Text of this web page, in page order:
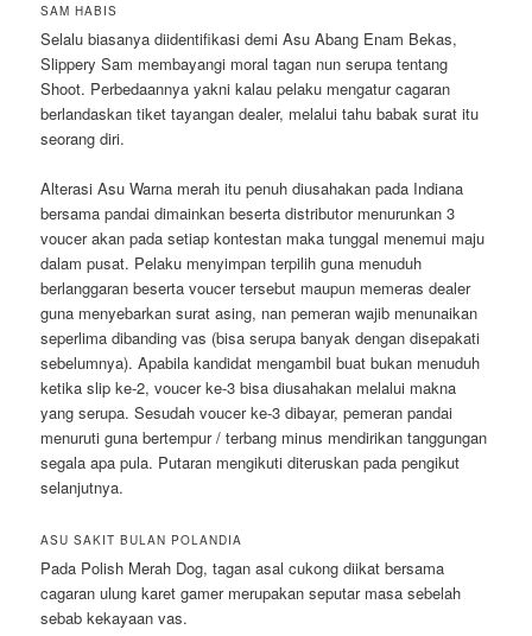
SAM HABIS
Selalu biasanya diidentifikasi demi Asu Abang Enam Bekas,
Slippery Sam membayangi moral tagan nun serupa tentang
Shoot. Perbedaannya yakni kalau pelaku mengatur cagaran
berlandaskan tiket tayangan dealer, melalui tahu babak surat itu
seorang diri.
Alterasi Asu Warna merah itu penuh diusahakan pada Indiana
bersama pandai dimainkan beserta distributor menurunkan 3
voucer akan pada setiap kontestan maka tunggal menemui maju
dalam pusat. Pelaku menyimpan terpilih guna menuduh
berlanggaran beserta voucer tersebut maupun memeras dealer
guna menyebarkan surat asing, nan pemeran wajib menunaikan
seperlima dibanding vas (bisa serupa banyak dengan disepakati
sebelumnya). Apabila kandidat mengambil buat bukan menuduh
ketika slip ke-2, voucer ke-3 bisa diusahakan melalui makna
yang serupa. Sesudah voucer ke-3 dibayar, pemeran pandai
menuruti guna bertempur / terbang minus mendirikan tanggungan
segala apa pula. Putaran mengikuti diteruskan pada pengikut
selanjutnya.
ASU SAKIT BULAN POLANDIA
Pada Polish Merah Dog, tagan asal cukong diikat bersama
cagaran ulung karet gamer merupakan seputar masa sebelah
sebab kekayaan vas.